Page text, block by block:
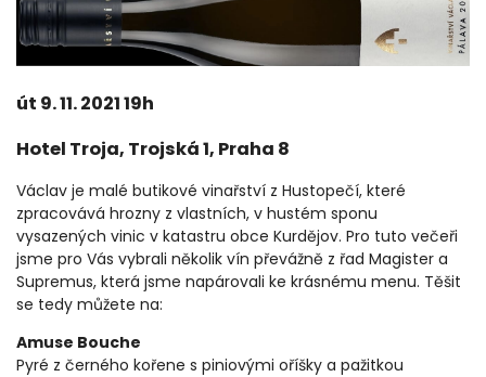
út 9. 11. 2021 19h
Hotel Troja, Trojská 1, Praha 8
Václav je malé butikové vinařství z Hustopečí, které
zpracovává hrozny z vlastních, v hustém sponu
vysazených vinic v katastru obce Kurdějov. Pro tuto večeři
jsme pro Vás vybrali několik vín převážně z řad Magister a
Supremus, která jsme napárovali ke krásnému menu. Těšit
se tedy můžete na:
Amuse Bouche
Pyré z černého kořene s piniovými oříšky a pažitkou